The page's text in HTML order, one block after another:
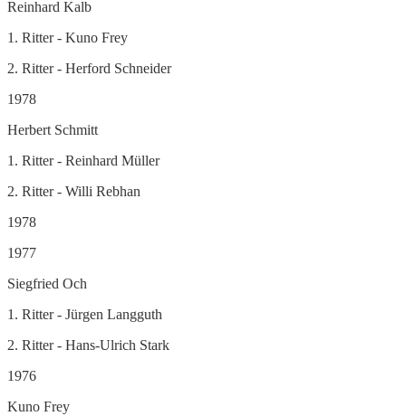
Reinhard Kalb
1. Ritter - Kuno Frey
2. Ritter - Herford Schneider
1978
Herbert Schmitt
1. Ritter - Reinhard Müller
2. Ritter - Willi Rebhan
1978
1977
Siegfried Och
1. Ritter - Jürgen Langguth
2. Ritter - Hans-Ulrich Stark
1976
Kuno Frey